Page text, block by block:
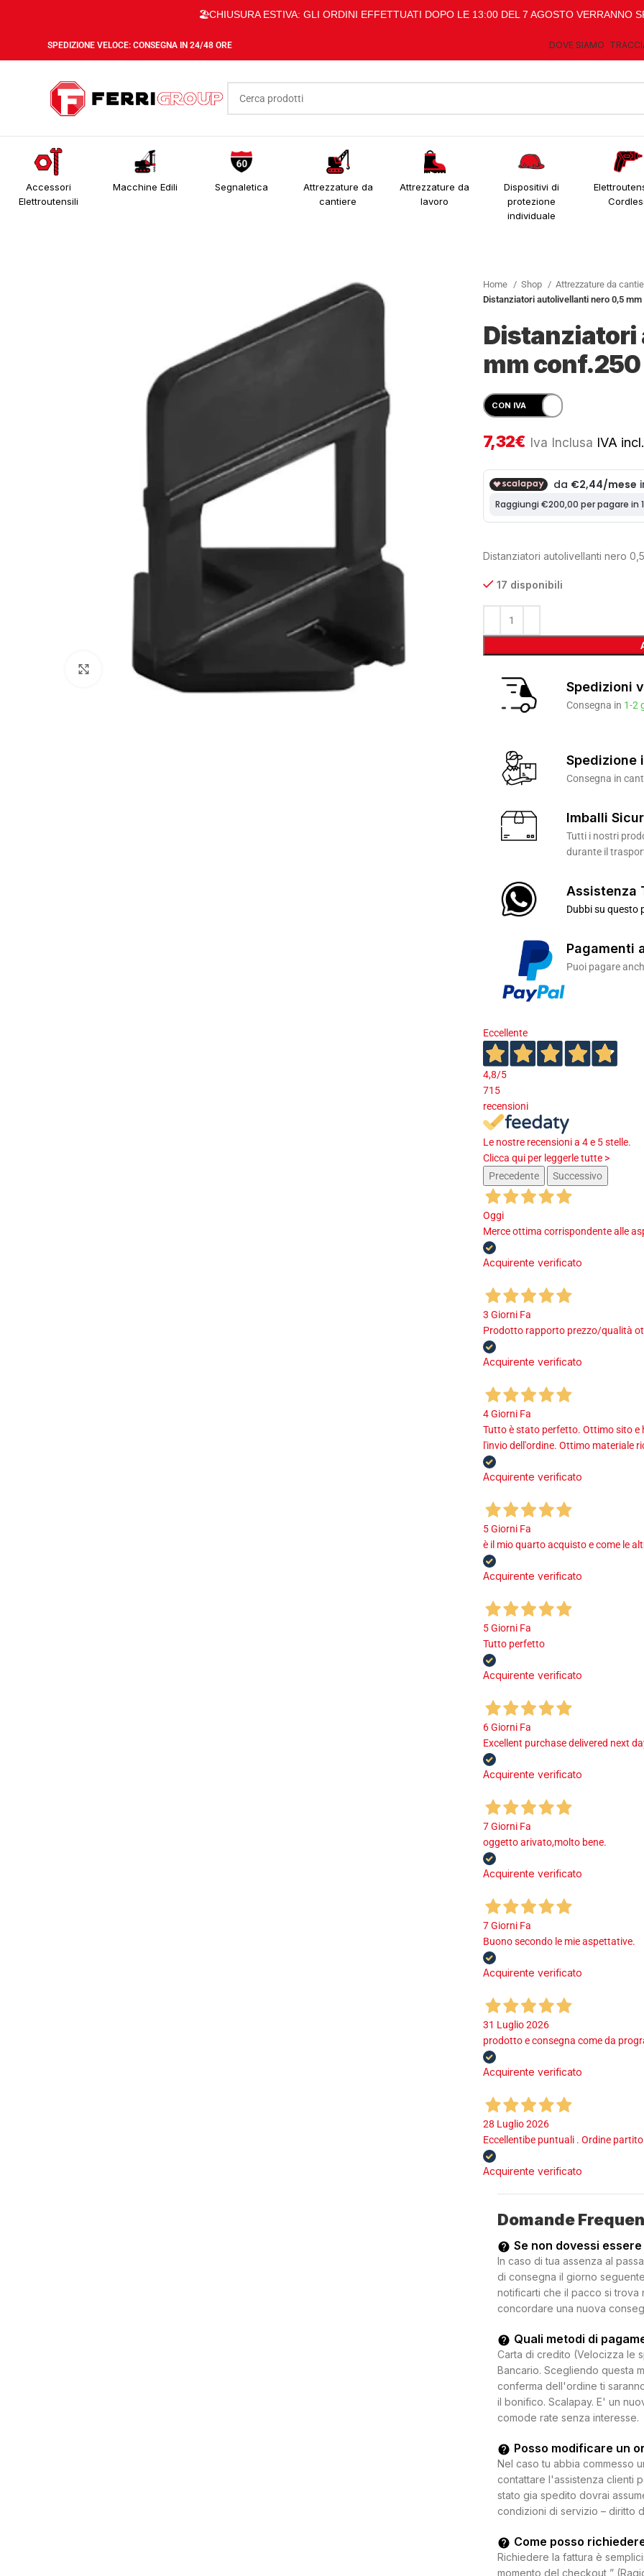
🏖️CHIUSURA ESTIVA: GLI ORDINI EFFETTUATI DOPO LE 13:00 DEL 7 AGOSTO VERRANNO
SPEDIZIONE VELOCE: CONSEGNA IN 24/48 ORE DOVE SIAMO
Accessori
Elettroutensili
Macchine Edili Segnaletica
Attrezzature da
cantiere
Attrezzature da
lavoro
Dispositivi di
protezione
individuale
Clicca per ingrandire
Home Shop Attrezzature da
Distanziatori autolivellanti nero 0,5
Distanziatori
mm conf.250
7,32€ Iva Inclusa IVA incl.
Distanziatori autolivellanti nero
17 disponibili
Spedizioni
Consegna in 1-2
Spedizione
Consegna in
Imballi
Tutti i nostri
durante il
Assistenza
Dubbi su questo
Pagamenti
Puoi pagare
Eccellente
4,8/5
715
recensioni
Le nostre recensioni a 4 e 5 stelle.
Clicca qui per leggerle tutte >
Precedente
Successivo
Oggi
Merce ottima corrispondente alle
Acquirente verificato
3 Giorni Fa
Prodotto rapporto prezzo/qualità
Acquirente verificato
4 Giorni Fa
Tutto è stato perfetto. Ottimo sito e
l'invio dell'ordine. Ottimo materiale
Acquirente verificato
5 Giorni Fa
è il mio quarto acquisto e come le
Acquirente verificato
5 Giorni Fa
Tutto perfetto
Acquirente verificato
6 Giorni Fa
Excellent purchase delivered next
Acquirente verificato
7 Giorni Fa
oggetto arivato,molto bene.
Acquirente verificato
7 Giorni Fa
Buono secondo le mie aspettative.
Acquirente verificato
31 Luglio 2026
prodotto e consegna come da
Acquirente verificato
28 Luglio 2026
Eccellentibe puntuali . Ordine
Acquirente verificato
Domande
Se non dovessi
In caso di tua assenza al
di consegna il giorno
notificarti che il pacco si trova
concordare una nuova
Quali metodi di
Carta di credito (Velocizza le
Bancario. Scegliendo questa
conferma dell'ordine ti
il bonifico. Scalapay. E' un
comode rate senza interesse.
Posso modificare un
Nel caso tu abbia commesso
contattare l'assistenza clienti
stato gia spedito dovrai
condizioni di servizio – diritto
Come posso
Richiedere la fattura è
momento del checkout ”